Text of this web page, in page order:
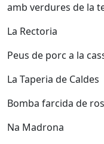
amb verdures de la
La Rectoria
Peus de porc a la
La Taperia de Caldes
Bomba farcida de
Na Madrona